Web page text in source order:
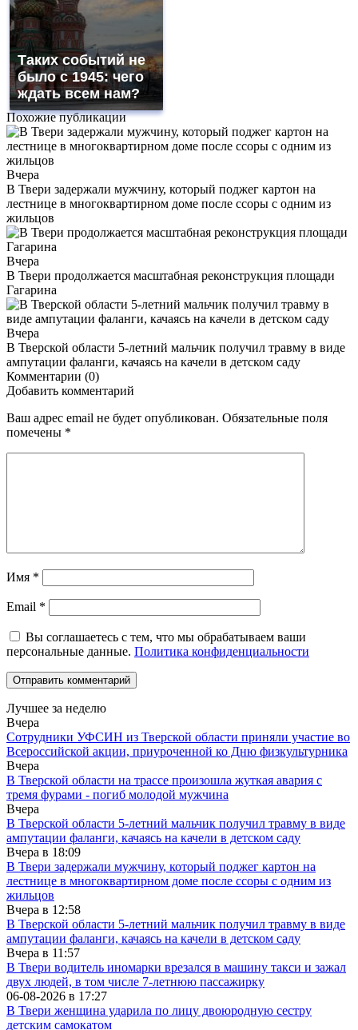
Таких событий не
было с 1945: чего
ждать всем нам?
Похожие публикации
Вчера
В Твери задержали мужчину, который поджег картон на
лестнице в многоквартирном доме после ссоры с одним из
жильцов
Вчера
В Твери продолжается масштабная реконструкция площади
Гагарина
Вчера
В Тверской области 5-летний мальчик получил травму в виде
ампутации фаланги, качаясь на качели в детском саду
Комментарии (0)
Добавить комментарий
Ваш адрес email не будет опубликован. Обязательные поля
помечены *
Имя *
Email *
Вы соглашаетесь с тем, что мы обрабатываем ваши
персональные данные. Политика конфиденциальности
Лучшее за неделю
Вчера
Сотрудники УФСИН из Тверской области приняли участие во
Всероссийской акции, приуроченной ко Дню физкультурника
Вчера
В Тверской области на трассе произошла жуткая авария с
тремя фурами - погиб молодой мужчина
Вчера
В Тверской области 5-летний мальчик получил травму в виде
ампутации фаланги, качаясь на качели в детском саду
Вчера в 18:09
В Твери задержали мужчину, который поджег картон на
лестнице в многоквартирном доме после ссоры с одним из
жильцов
Вчера в 12:58
В Тверской области 5-летний мальчик получил травму в виде
ампутации фаланги, качаясь на качели в детском саду
Вчера в 11:57
В Твери водитель иномарки врезался в машину такси и зажал
двух людей, в том числе 7-летнюю пассажирку
06-08-2026 в 17:27
В Твери женщина ударила по лицу двоюродную сестру
детским самокатом